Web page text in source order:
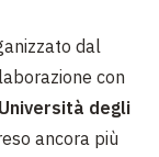
dal
con
degli
ancora più